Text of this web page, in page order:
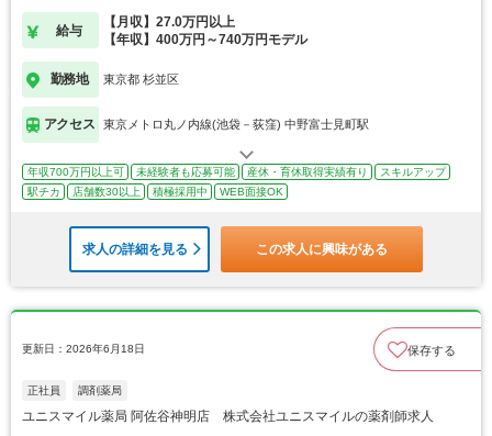
給与
【月収】27.0万円以上
【年収】400万円～740万円モデル
勤務地 東京都 杉並区
アクセス 東京メトロ丸ノ内線(池袋－荻窪) 中野富士見町駅
年収700万円以上可 未経験者も応募可能 産休・育休取得実績有り
スキルアップ
駅チカ
店舗数30以上 積極採用中 WEB面接OK
求人の詳細を見る この求人に興味がある
更新日：2026年6月18日 保存する
正社員 調剤薬局
ユニスマイル薬局 阿佐谷神明店 株式会社ユニスマイルの薬剤師求人